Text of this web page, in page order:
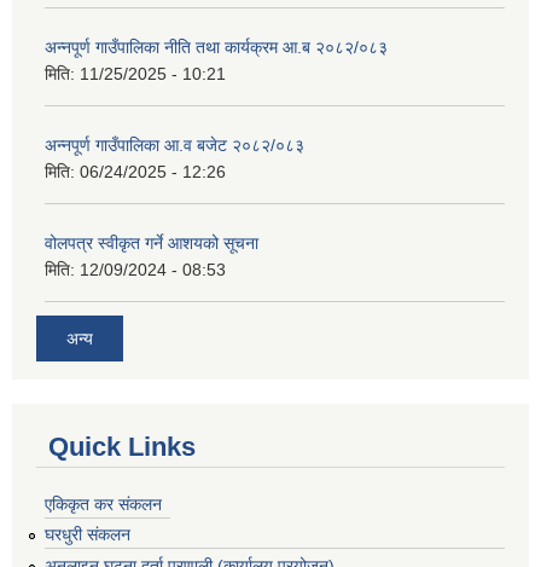
अन्नपूर्ण गाउँपालिका नीति तथा कार्यक्रम आ.ब २०८२/०८३
मिति: 11/25/2025 - 10:21
अन्नपूर्ण गाउँपालिका आ.व बजेट २०८२/०८३
मिति: 06/24/2025 - 12:26
वोलपत्र स्वीकृत गर्ने आशयको सूचना
मिति: 12/09/2024 - 08:53
अन्य
Quick Links
एकिकृत कर संकलन
घरधुरी संकलन